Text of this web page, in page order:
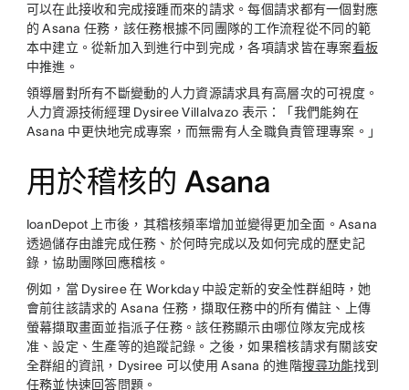
可以在此接收和完成接踵而來的請求。每個請求都有一個對應
的 Asana 任務，該任務根據不同團隊的工作流程從不同的範
本中建立。從新加入到進行中到完成，各項請求皆在專案看板
中推進。
領導層對所有不斷變動的人力資源請求具有高層次的可視度。
人力資源技術經理 Dysiree Villalvazo 表示：「我們能夠在
Asana 中更快地完成專案，而無需有人全職負責管理專案。」
用於稽核的 Asana
IoanDepot 上市後，其稽核頻率增加並變得更加全面。Asana
透過儲存由誰完成任務、於何時完成以及如何完成的歷史記
錄，協助團隊回應稽核。
例如，當 Dysiree 在 Workday 中設定新的安全性群組時，她
會前往該請求的 Asana 任務，擷取任務中的所有備註、上傳
螢幕擷取畫面並指派子任務。該任務顯示由哪位隊友完成核
准、設定、生產等的追蹤記錄。之後，如果稽核請求有關該安
全群組的資訊，Dysiree 可以使用 Asana 的進階搜尋功能找到
任務並快速回答問題。